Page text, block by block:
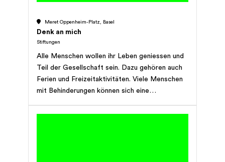
Meret Oppenheim-Platz, Basel
Denk an mich
Stiftungen
Alle Menschen wollen ihr Leben geniessen und
Teil der Gesellschaft sein. Dazu gehören auch
Ferien und Freizeitaktivitäten. Viele Menschen
mit Behinderungen können sich eine
Denk an mich schliesst diese Lücke,